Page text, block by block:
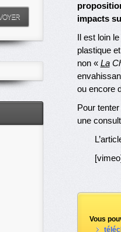
impacts
Il est loin
plastique
non « La
ou encore
Pour
une
Vous